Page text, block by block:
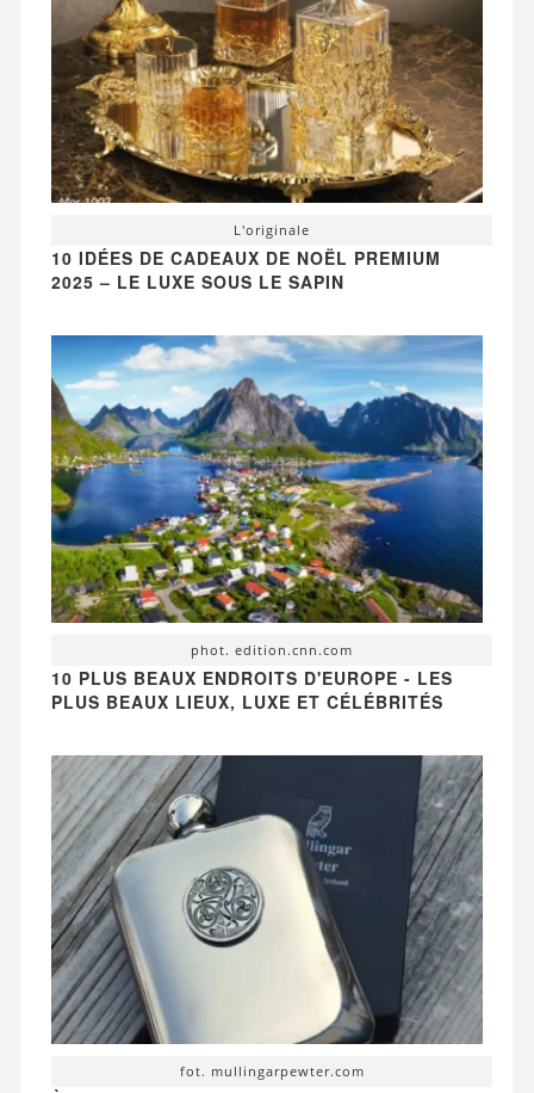
L'originale
10 IDÉES DE CADEAUX DE NOËL PREMIUM
2025 – LE LUXE SOUS LE SAPIN
phot. edition.cnn.com
10 PLUS BEAUX ENDROITS D'EUROPE - LES
PLUS BEAUX LIEUX, LUXE ET CÉLÉBRITÉS
fot. mullingarpewter.com